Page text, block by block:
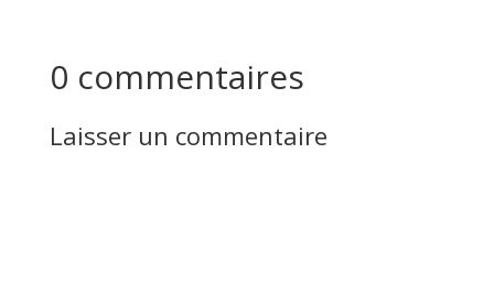
0 commentaires
Laisser un commentaire